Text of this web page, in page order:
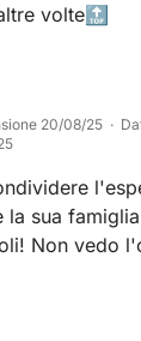
volte🔝
20/08/25 ·
la sua
Non vedo